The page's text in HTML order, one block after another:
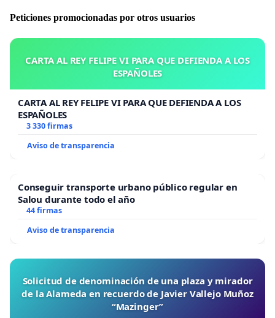
Peticiones promocionadas por otros usuarios
CARTA AL REY FELIPE VI PARA QUE DEFIENDA A LOS
ESPAÑOLES
CARTA AL REY FELIPE VI PARA QUE DEFIENDA A LOS
ESPAÑOLES
3 330 firmas
Aviso de transparencia
Conseguir transporte urbano público regular en
Salou durante todo el año
44 firmas
Aviso de transparencia
Solicitud de denominación de una plaza y mirador
de la Alameda en recuerdo de Javier Vallejo Muñoz
“Mazinger”